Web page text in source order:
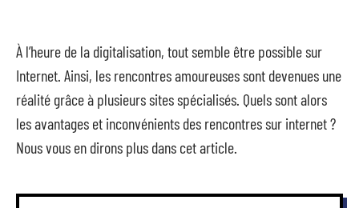
À l’heure de la digitalisation, tout semble être possible sur
Internet. Ainsi, les rencontres amoureuses sont devenues une
réalité grâce à plusieurs sites spécialisés. Quels sont alors
les avantages et inconvénients des rencontres sur internet ?
Nous vous en dirons plus dans cet article.